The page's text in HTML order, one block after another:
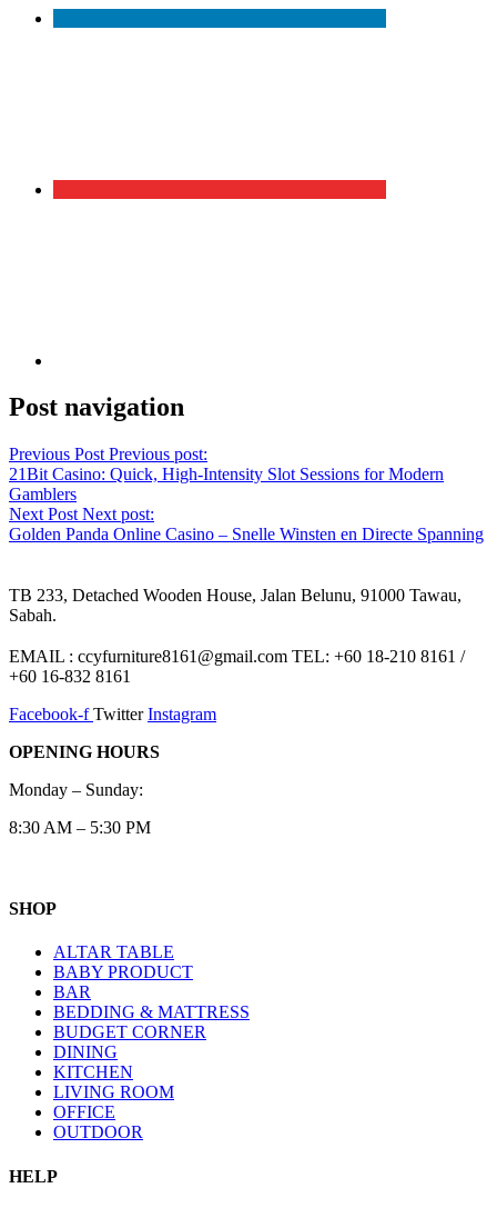
Post navigation
Previous Post Previous post:
21Bit Casino: Quick, High‑Intensity Slot Sessions for Modern
Gamblers
Next Post Next post:
Golden Panda Online Casino – Snelle Winsten en Directe Spanning
TB 233, Detached Wooden House, Jalan Belunu, 91000 Tawau,
Sabah.
EMAIL : ccyfurniture8161@gmail.com TEL: +60 18-210 8161 /
+60 16-832 8161
Facebook-f Twitter Instagram
OPENING HOURS
Monday – Sunday:
8:30 AM – 5:30 PM
SHOP
ALTAR TABLE
BABY PRODUCT
BAR
BEDDING & MATTRESS
BUDGET CORNER
DINING
KITCHEN
LIVING ROOM
OFFICE
OUTDOOR
HELP